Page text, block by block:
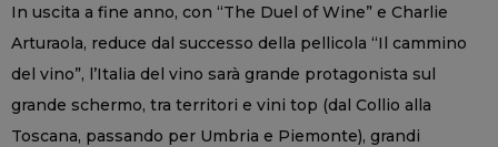
In uscita a fine anno, con “The Duel of Wine” e Charlie
Arturaola, reduce dal successo della pellicola “Il cammino
del vino”, l’Italia del vino sarà grande protagonista sul
grande schermo, tra territori e vini top (dal Collio alla
Toscana, passando per Umbria e Piemonte), grandi